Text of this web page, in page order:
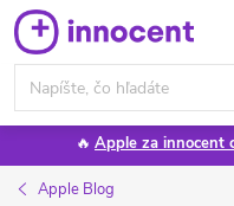
Prejsť
na
obsah
🔥 Apple za innocent
Apple Blog